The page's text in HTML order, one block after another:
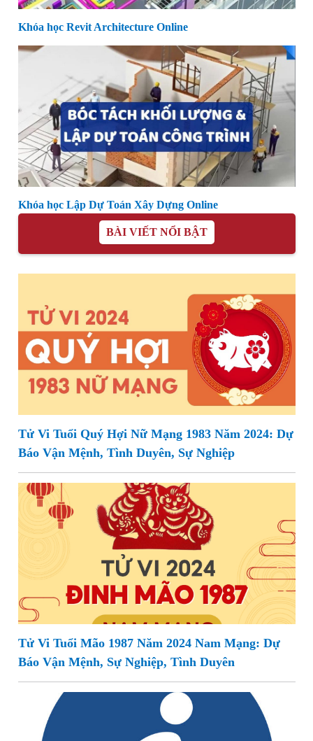
Khóa học Revit Architecture Online
Khóa học Lập Dự Toán Xây Dựng Online
BÀI VIẾT NỔI BẬT
Tử Vi Tuổi Quý Hợi Nữ Mạng 1983 Năm 2024: Dự
Báo Vận Mệnh, Tình Duyên, Sự Nghiệp
Tử Vi Tuổi Mão 1987 Năm 2024 Nam Mạng: Dự
Báo Vận Mệnh, Sự Nghiệp, Tình Duyên